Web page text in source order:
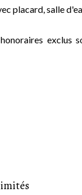
placard, salle
exclus